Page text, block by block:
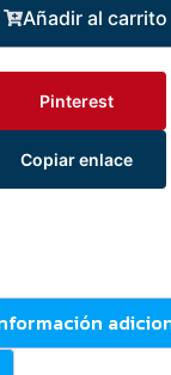
Añadir al carrito
Pinterest
Copiar enlace